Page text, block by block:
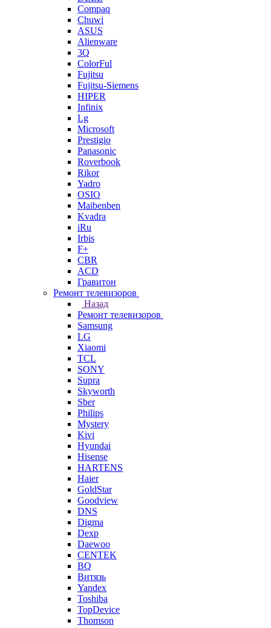
Compaq
Chuwi
ASUS
Alienware
3Q
ColorFul
Fujitsu
Fujitsu-Siemens
HIPER
Infinix
Lg
Microsoft
Prestigio
Panasonic
Roverbook
Rikor
Yadro
OSIO
Maibenben
Kvadra
iRu
Irbis
F+
CBR
ACD
Гравитон
Ремонт телевизоров
Назад
Ремонт телевизоров
Samsung
LG
Xiaomi
TCL
SONY
Supra
Skyworth
Sber
Philips
Mystery
Kivi
Hyundai
Hisense
HARTENS
Haier
GoldStar
Goodview
DNS
Digma
Dexp
Daewoo
CENTEK
BQ
Витязь
Yandex
Toshiba
TopDevice
Thomson